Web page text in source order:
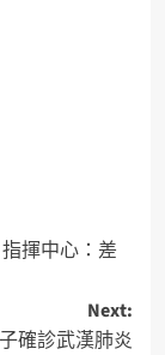
揮中心：差
Next:
確診武漢肺炎